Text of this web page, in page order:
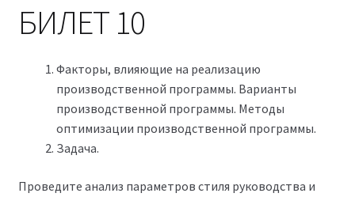
БИЛЕТ 10
Факторы, влияющие на реализацию
производственной программы. Варианты
производственной программы. Методы
оптимизации производственной программы.
Задача.
Проведите анализ параметров стиля руководства и